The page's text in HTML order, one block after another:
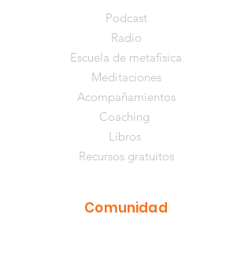
Podcast
Radio
Escuela de metafísica
Meditaciones
Acompañamientos
Coaching
Libros
Recursos gratuitos
Comunidad